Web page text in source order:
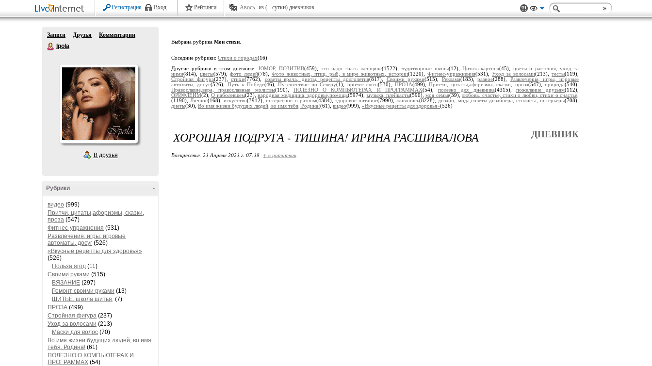
Регистрация Вход Рейтинги Авось из (+ сутки) дневников
Записи Друзья
Комментарии
Ipola
В друзья
-
Рубрики
видео (999)
Притчи, цитаты,афоризмы, сказки,
проза (547)
Фитнес-упражнения (531)
Развлечения, игры, игровые
автоматы, досуг (526)
«Вкусные рецепты для здоровья»
(526)
Польза ягод (11)
Своими руками (515)
ВЯЗАНИЕ (297)
Ремонт своими руками (13)
ШИТЬЁ, школа шитья, (7)
ПРОЗА (499)
Стройная фигура (237)
Уход за волосами (213)
Маски для волос (70)
Во имя жизни будущих людей, во имя
тебя, Родина! (61)
ПОЛЕЗНО О КОМПЬЮТЕРАХ И
ПРОГРАММАХ (54)
Выбрана рубрика Мои стихи
Соседние рубрики: Стихи о городах(16)
Другие рубрики в этом дневнике: ЮМОР, ПОЗИТИВ(459), это надо знать женщине(1522),чудотворные иконы(12),Цитата-картина(45), цветы и растения, уход за
ними(814), цветы(579), фото людей(78), Фото животных, птиц, рыб, в мире животных, истории(1220),Фитнес-упражнения(531),Уход за волосами(213), тесты(119),
Стройная фигура(237),стихи(7762), советы врача, диеты, рецепты долголетия(817), Своими руками(515), Реклама(183),разное(288), Развлечения, игры, игровые
автоматы, досуг(526), Путь к Победе(46),Путешествие по Северу(1), прочее фото(530), ПРОЗА(499),Притчи, цитаты,афоризмы, сказки, проза(547),природа(540),
Православие,вера, православные молитвы(190), ПОЛЕЗНО О КОМПЬЮТЕРАХ И ПРОГРАММАХ(54), полезно для дневника(4315), пожелание друзьям(112),
ОРИФЛЕЙМ(2),О наболевшем(23),народная медицина, здоровье,помощь(5974), музыка, плейкасты(590),моя семья(39), любовь, счастье, стихи о любви, стихи о счастье,
(1190), Личное(168),искусство(3912),интересное о разном(4384), здоровое питание(7990),живопись(8228), дизайн, мода,советы дизайнера, стилиста, интерьеры(708),
диеты(30), Во имя жизни будущих людей, во имя тебя, Родина!(61), видео(999), «Вкусные рецепты для здоровья»(526)
ХОРОШАЯ ПОДРУГА - ТИШИНА! ИРИНА РАСШИВАЛОВА ДНЕВНИК
Воскресенье, 23 Апреля 2023 г. 07:38 + в цитатник